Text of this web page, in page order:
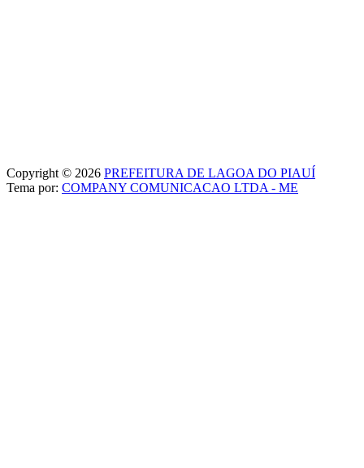
Copyright © 2026 PREFEITURA DE LAGOA DO PIAUÍ
Tema por: COMPANY COMUNICACAO LTDA - ME